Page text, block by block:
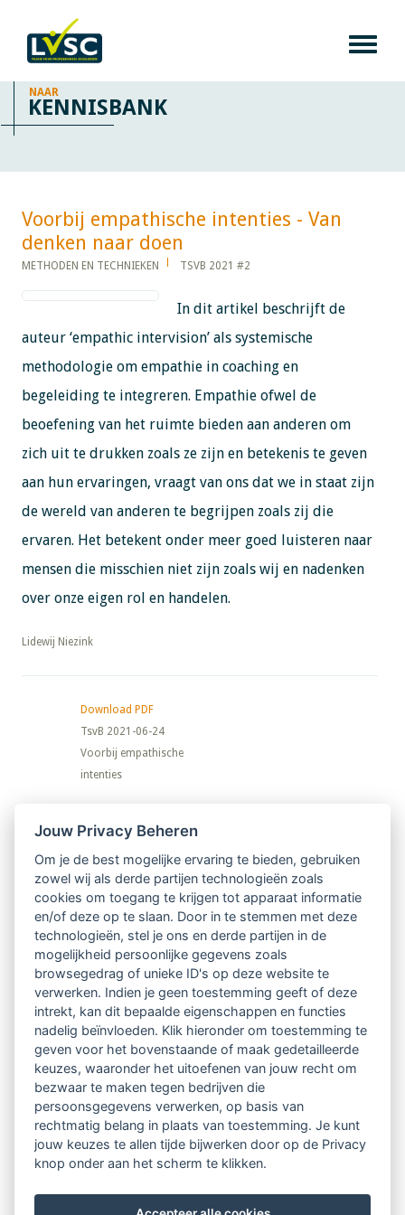
NAAR
KENNISBANK
Voorbij empathische intenties - Van
denken naar doen​​​​​​
METHODEN EN TECHNIEKEN TSVB 2021 #2
In dit artikel beschrijft de
auteur ‘empathic intervision’ als systemische
methodologie om empathie in coaching en
begeleiding te integreren. Empathie ofwel de
beoefening van het ruimte bieden aan anderen om
zich uit te drukken zoals ze zijn en betekenis te geven
aan hun ervaringen, vraagt van ons dat we in staat zijn
de wereld van anderen te begrijpen zoals zij die
ervaren. Het betekent onder meer goed luisteren naar
mensen die misschien niet zijn zoals wij en nadenken
over onze eigen rol en handelen.
​​​​​​​Lidewij Niezink
Download PDF
TsvB 2021-06-24
Voorbij empathische
intenties
Nieuwsbrief
Ontvang 10 x per jaar de LVSC-
relatienieuwsbrief met o.a.:
vrij toegankelijke TsvB-artikelen
nieuws op het vlak van professioneel
begeleiden
informatie over LVSC-activiteiten
Aanmelden nieuwsbrief
Jouw Privacy Beheren
Om je de best mogelijke ervaring te bieden, gebruiken
zowel wij als derde partijen technologieën zoals
cookies om toegang te krijgen tot apparaat informatie
en/of deze op te slaan. Door in te stemmen met deze
technologieën, stel je ons en derde partijen in de
mogelijkheid persoonlijke gegevens zoals
browsegedrag of unieke ID's op deze website te
verwerken. Indien je geen toestemming geeft of deze
intrekt, kan dit bepaalde eigenschappen en functies
nadelig beïnvloeden. Klik hieronder om toestemming te
geven voor het bovenstaande of maak gedetailleerde
keuzes, waaronder het uitoefenen van jouw recht om
bezwaar te maken tegen bedrijven die
persoonsgegevens verwerken, op basis van
rechtmatig belang in plaats van toestemming. Je kunt
jouw keuzes te allen tijde bijwerken door op de Privacy
knop onder aan het scherm te klikken.